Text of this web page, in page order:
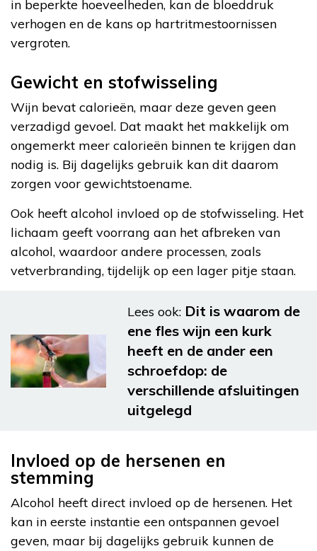
in beperkte hoeveelheden, kan de bloeddruk
verhogen en de kans op hartritmestoornissen
vergroten.
Gewicht en stofwisseling
Wijn bevat calorieën, maar deze geven geen
verzadigd gevoel. Dat maakt het makkelijk om
ongemerkt meer calorieën binnen te krijgen dan
nodig is. Bij dagelijks gebruik kan dit daarom
zorgen voor gewichtstoename.
Ook heeft alcohol invloed op de stofwisseling. Het
lichaam geeft voorrang aan het afbreken van
alcohol, waardoor andere processen, zoals
vetverbranding, tijdelijk op een lager pitje staan.
Lees ook: Dit is waarom de
ene fles wijn een kurk
heeft en de ander een
schroefdop: de
verschillende afsluitingen
uitgelegd
Invloed op de hersenen en
stemming
Alcohol heeft direct invloed op de hersenen. Het
kan in eerste instantie een ontspannen gevoel
geven, maar bij dagelijks gebruik kunnen de